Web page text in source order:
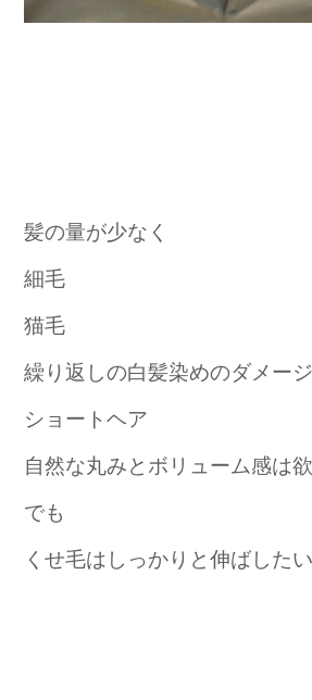
髪の量が少なく
細毛
猫毛
繰り返しの白髪染めのダメー
ショートヘア
自然な丸みとボリューム感は
でも
くせ毛はしっかりと伸ばしたい